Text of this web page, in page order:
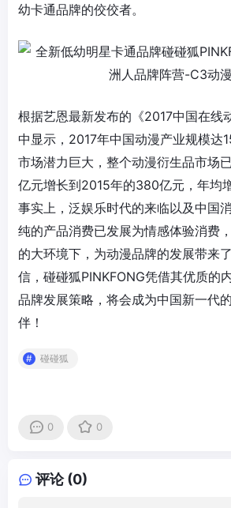
幼卡通品牌的佼佼者。
根据艺恩最新发布的《2017中国在线
中显示，2017年中国动漫产业规模达
市场潜力巨大，整个动漫衍生品市场
亿元增长到2015年的380亿元，年均
事实上，泛娱乐时代的来临以及中国
纯的产品消费已发展为情感体验消费
的大环境下，为动漫品牌的发展带来
信，碰碰狐PINKFONG凭借其优质的
品牌发展策略，将会成为中国新一代
伴！
碰碰狐
0 0
评论 (0)